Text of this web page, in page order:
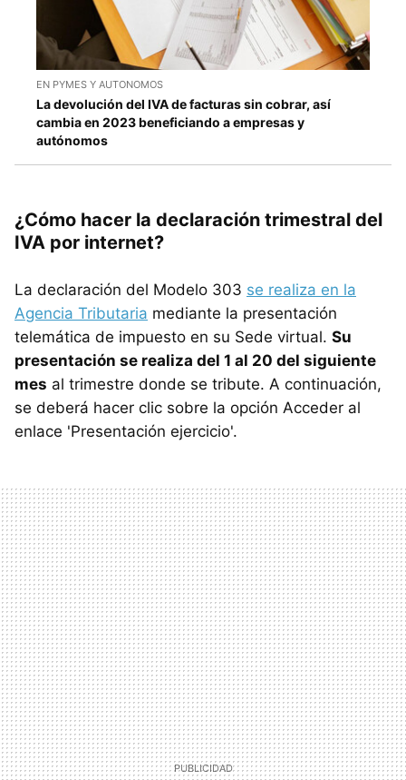
EN PYMES Y AUTONOMOS
La devolución del IVA de facturas sin cobrar, así
cambia en 2023 beneficiando a empresas y
autónomos
¿Cómo hacer la declaración trimestral del
IVA por internet?
La declaración del Modelo 303 se realiza en la
Agencia Tributaria mediante la presentación
telemática de impuesto en su Sede virtual. Su
presentación se realiza del 1 al 20 del siguiente
mes al trimestre donde se tribute. A continuación,
se deberá hacer clic sobre la opción Acceder al
enlace 'Presentación ejercicio'.